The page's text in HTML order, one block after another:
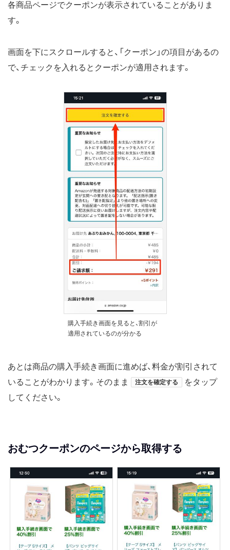
各商品ページでクーポンが表示されていることがありま
す。
画面を下にスクロールすると、「クーポン」の項目があるの
で、チェックを入れるとクーポンが適用されます。
購入手続き画面を見ると、割引が
適用されているのが分かる
あとは商品の購入手続き画面に進めば、料金が割引されて
いることがわかります。そのまま
注文を確定する
をタップ
してください。
おむつクーポンのページから取得する